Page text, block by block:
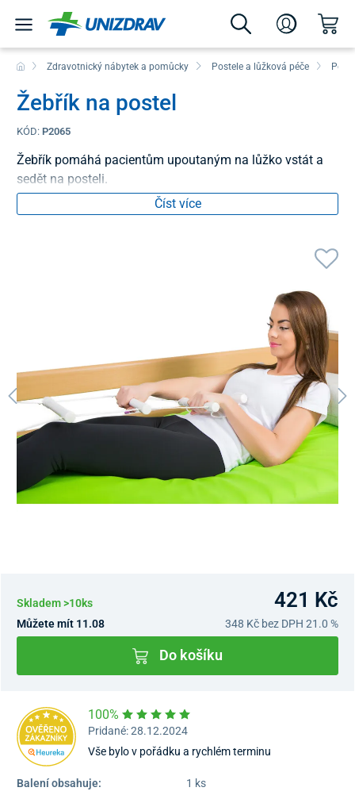
Zdravotnický nábytek a pomůcky Postele a lůžková péče
Žebřík na postel
KÓD: P2065
Žebřík pomáhá pacientům upoutaným na lůžko vstát a
sedět na posteli.
Číst více
Skladem >10ks 421 Kč
Můžete mít 11.08 348 Kč bez DPH 21.0 %
Do košíku
100%
Pridané: 28.12.2024
Vše bylo v pořádku a rychlém terminu
Balení obsahuje:
1 ks